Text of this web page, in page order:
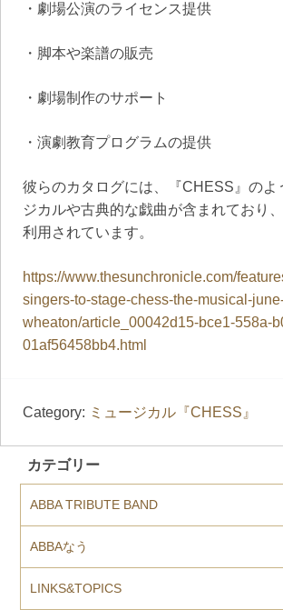
・劇場公演のライセンス提供
・脚本や楽譜の販売
・劇場制作のサポート
・演劇教育プログラムの提供
彼らのカタログには、『CHESS』のよ
ジカルや古典的な戯曲が含まれており
利用されています。
https://www.thesunchronicle.com/
singers-to-stage-chess-the-musical-
wheaton/article_00042d15-bce1-558a-
01af56458bb4.html
Category: ミュージカル『CHESS』
カテゴリー
ABBA TRIBUTE BAND
ABBAなう
LINKS&TOPICS